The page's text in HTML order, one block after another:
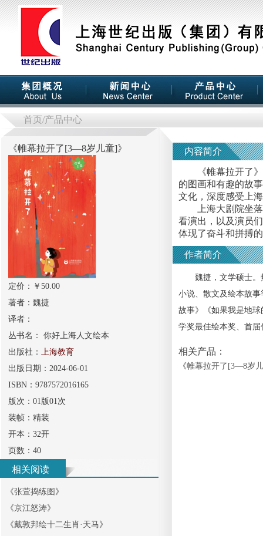
首页/产品中心
《帷幕拉开了[3—8岁儿童]》
定价：￥ 50.00
著者： 魏捷
译者：
丛书名： 你好上海人文绘本
出版社： 上海教育
出版日期： 2024-06-01
ISBN： 9787572016165
版次： 01版01次
装帧： 精装
开本： 32开
页数： 40
相关阅读
《张萱捣练图 》
《京江怒涛》
《戴敦邦绘十二生肖·天马》
内容简介
《帷幕拉开了》
的图画和有趣的故
文化，深度感受上
上海大剧院坐落
看演出，以及演员
体现了奋斗和拼搏
作者简介
魏捷，文学硕士。热
小说、散文及绘本故
故事》《如果我是地
学奖最佳绘本奖、首
相关产品：
《帷幕拉开了[3—8岁